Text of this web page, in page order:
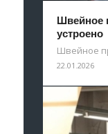
Швейное
устроено
Швейное
22.01.2026